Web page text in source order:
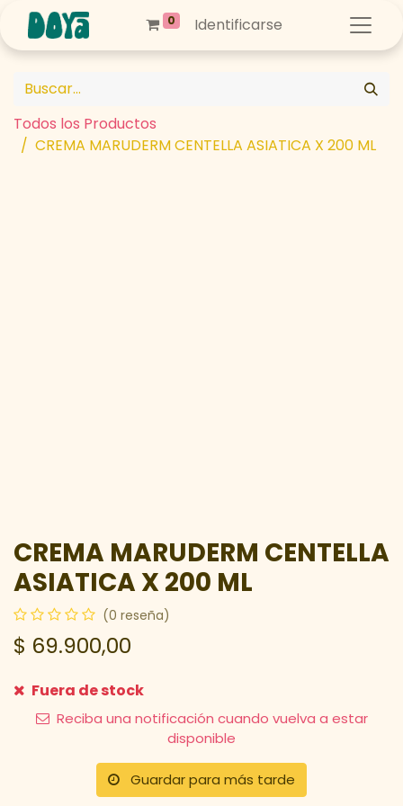
0 Identificarse
Todos los Productos
CREMA MARUDERM CENTELLA ASIATICA X 200 ML
CREMA MARUDERM CENTELLA
ASIATICA X 200 ML
(0 reseña)
$ 69.900,00
Fuera de stock
Reciba una notificación cuando vuelva a estar
disponible
Guardar para más tarde